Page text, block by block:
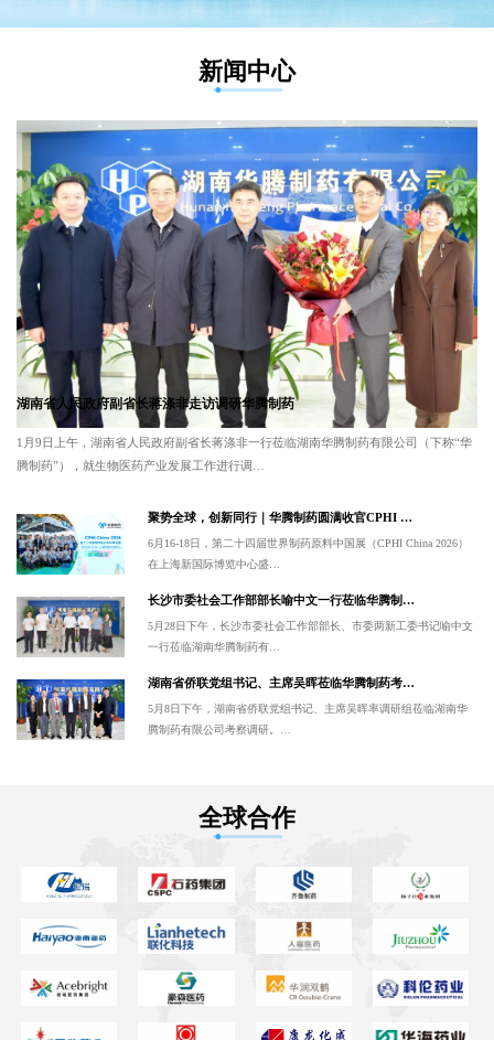
新闻中心
湖南省人民政府副省长蒋涤非走访调研华腾制药
1月9日上午，湖南省人民政府副省长蒋涤非一行莅临湖南华腾制药有限公司（下称“华
腾制药”），就生物医药产业发展工作进行调…
聚势全球，创新同行｜华腾制药圆满收官CPHI …
6月16-18日，第二十四届世界制药原料中国展（CPHI China 2026）
在上海新国际博览中心盛…
长沙市委社会工作部部长喻中文一行莅临华腾制…
5月28日下午，长沙市委社会工作部部长、市委两新工委书记喻中文
一行莅临湖南华腾制药有…
湖南省侨联党组书记、主席吴晖莅临华腾制药考…
5月8日下午，湖南省侨联党组书记、主席吴晖率调研组莅临湖南华
腾制药有限公司考察调研。…
全球合作